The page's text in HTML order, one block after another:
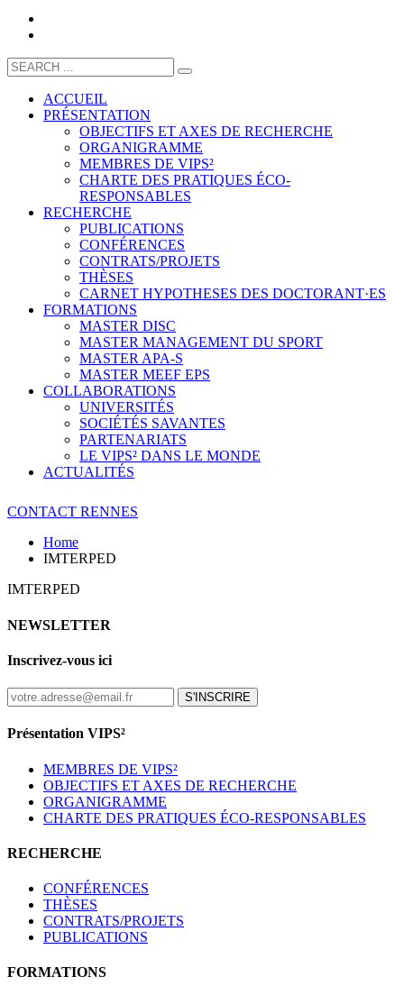
ACCUEIL
PRÉSENTATION
OBJECTIFS ET AXES DE RECHERCHE
ORGANIGRAMME
MEMBRES DE VIPS²
CHARTE DES PRATIQUES ÉCO-
RESPONSABLES
RECHERCHE
PUBLICATIONS
CONFÉRENCES
CONTRATS/PROJETS
THÈSES
CARNET HYPOTHESES DES DOCTORANT·ES
FORMATIONS
MASTER DISC
MASTER MANAGEMENT DU SPORT
MASTER APA-S
MASTER MEEF EPS
COLLABORATIONS
UNIVERSITÉS
SOCIÉTÉS SAVANTES
PARTENARIATS
LE VIPS² DANS LE MONDE
ACTUALITÉS
CONTACT RENNES
Home
IMTERPED
IMTERPED
NEWSLETTER
Inscrivez-vous ici
S'INSCRIRE
Présentation VIPS²
MEMBRES DE VIPS²
OBJECTIFS ET AXES DE RECHERCHE
ORGANIGRAMME
CHARTE DES PRATIQUES ÉCO-RESPONSABLES
RECHERCHE
CONFÉRENCES
THÈSES
CONTRATS/PROJETS
PUBLICATIONS
FORMATIONS